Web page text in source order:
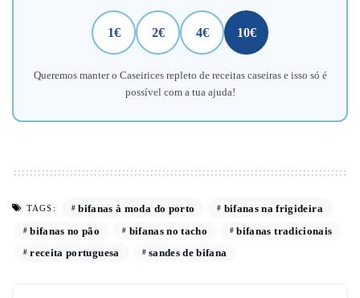
1€ 2€ 4€ 10€
Queremos manter o Caseirices repleto de receitas caseiras e isso só é
possível com a tua ajuda!
TAGS: bifanas à moda do porto
bifanas na frigideira
bifanas no pão
bifanas no tacho
bifanas tradicionais
receita portuguesa
sandes de bifana